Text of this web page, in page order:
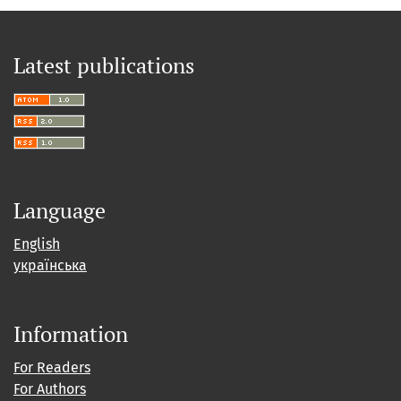
Latest publications
Language
English
українська
Information
For Readers
For Authors